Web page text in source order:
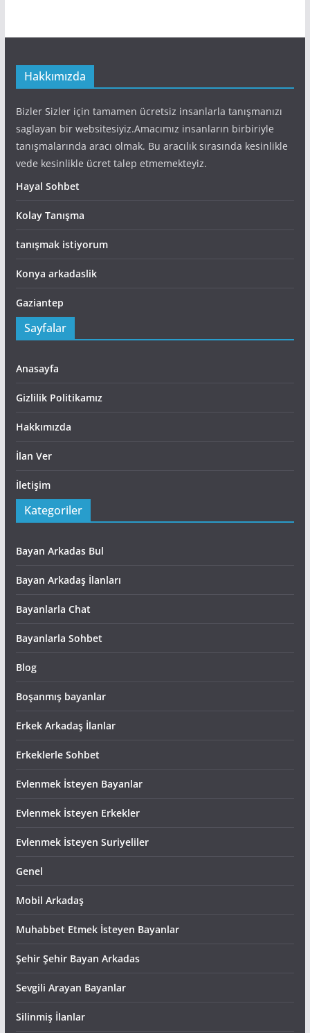
Hakkımızda
Bizler Sizler için tamamen ücretsiz insanlarla tanışmanızı
saglayan bir websitesiyiz.Amacımız insanların birbiriyle
tanışmalarında aracı olmak. Bu aracılık sırasında kesinlikle
vede kesinlikle ücret talep etmemekteyiz.
Hayal Sohbet
Kolay Tanışma
tanışmak istiyorum
Konya arkadaslik
Gaziantep
Sayfalar
Anasayfa
Gizlilik Politikamız
Hakkımızda
İlan Ver
İletişim
Kategoriler
Bayan Arkadas Bul
Bayan Arkadaş İlanları
Bayanlarla Chat
Bayanlarla Sohbet
Blog
Boşanmış bayanlar
Erkek Arkadaş İlanlar
Erkeklerle Sohbet
Evlenmek İsteyen Bayanlar
Evlenmek İsteyen Erkekler
Evlenmek İsteyen Suriyeliler
Genel
Mobil Arkadaş
Muhabbet Etmek İsteyen Bayanlar
Şehir Şehir Bayan Arkadas
Sevgili Arayan Bayanlar
Silinmiş İlanlar